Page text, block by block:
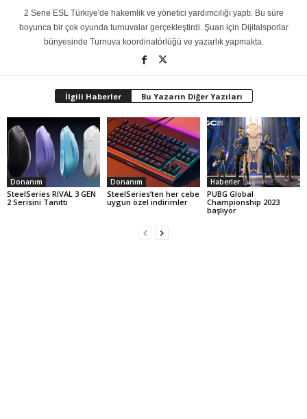
2 Sene ESL Türkiye'de hakemlik ve yönetici yardımcılığı yaptı. Bu süre
boyunca bir çok oyunda turnuvalar gerçekleştirdi. Şuan için Dijitalsporlar
bünyesinde Turnuva koordinatörlüğü ve yazarlık yapmakta.
İlgili Haberler Bu Yazarın Diğer Yazıları
Donanım
SteelSeries RIVAL 3 GEN
2 Serisini Tanıttı
Donanım
SteelSeries’ten her cebe
uygun özel indirimler
Haberler
PUBG Global
Championship 2023
başlıyor